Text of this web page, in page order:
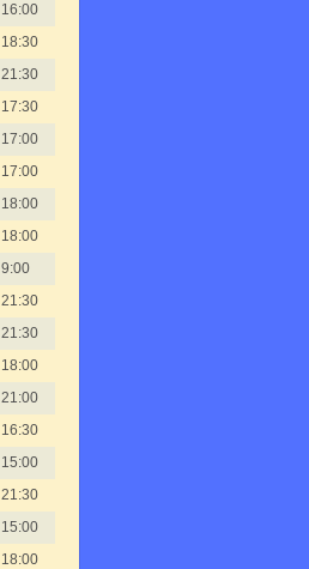
16:00
18:30
21:30
17:30
17:00
17:00
18:00
18:00
9:00
21:30
21:30
18:00
21:00
16:30
15:00
21:30
15:00
18:00